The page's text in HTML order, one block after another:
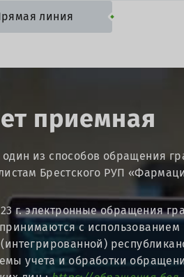
линия
приемная
из способов обращения
Брестского РУП
г. электронные обращения
с использованием
учета и обработки